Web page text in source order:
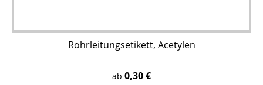
Rohrleitungsetikett, Acetylen
ab 0,30 €